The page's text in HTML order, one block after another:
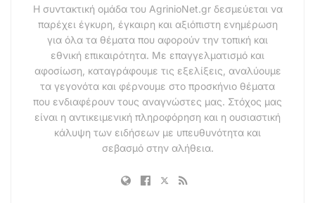
Η συντακτική ομάδα του AgrinioNet.gr δεσμεύεται να
παρέχει έγκυρη, έγκαιρη και αξιόπιστη ενημέρωση
για όλα τα θέματα που αφορούν την τοπική και
εθνική επικαιρότητα. Με επαγγελματισμό και
αφοσίωση, καταγράφουμε τις εξελίξεις, αναλύουμε
τα γεγονότα και φέρνουμε στο προσκήνιο θέματα
που ενδιαφέρουν τους αναγνώστες μας. Στόχος μας
είναι η αντικειμενική πληροφόρηση και η ουσιαστική
κάλυψη των ειδήσεων με υπευθυνότητα και
σεβασμό στην αλήθεια.